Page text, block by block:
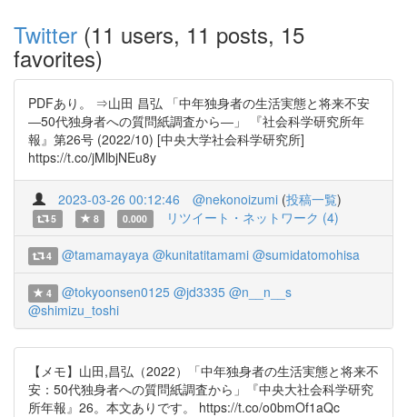
Twitter (11 users, 11 posts, 15
favorites)
PDFあり。 ⇒山田 昌弘 「中年独身者の生活実態と将来不安
―50代独身者への質問紙調査から―」 『社会科学研究所年
報』第26号 (2022/10) [中央大学社会科学研究所]
https://t.co/jMlbjNEu8y
2023-03-26 00:12:46 @nekonoizumi (投稿一覧)
5 8 0.000 リツイート・ネットワーク (4)
4 @tamamayaya @kunitatitamami @sumidatomohisa
4 @tokyoonsen0125 @jd3335 @n__n__s
@shimizu_toshi
【メモ】山田,昌弘（2022）「中年独身者の生活実態と将来不
安：50代独身者への質問紙調査から」『中央大社会科学研究
所年報』26。本文ありです。 https://t.co/o0bmOf1aQc